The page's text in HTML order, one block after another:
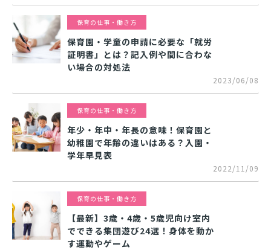
保育の仕事・働き方
保育園・学童の申請に必要な「就労
証明書」とは？記入例や間に合わな
い場合の対処法
2023/06/08
保育の仕事・働き方
年少・年中・年長の意味！保育園と
幼稚園で年齢の違いはある？入園・
学年早見表
2022/11/09
保育の仕事・働き方
【最新】3歳・4歳・5歳児向け室内
でできる集団遊び24選！身体を動か
す運動やゲーム